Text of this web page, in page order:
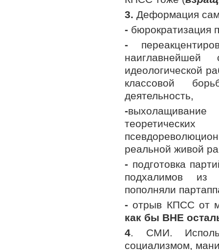
3. Деформация
- бюрократизация
-
идеологической
классовой
деятельность,
-
реальной живой
- подготовка
подхалимов из
пополняли
- отрыв КПСС от
как бы ВНЕ
4. СМИ.
социализмом,